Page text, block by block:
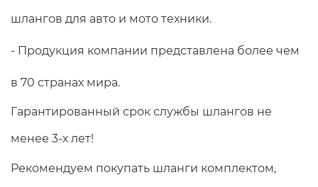
шлангов для авто и мото техники.
- Продукция компании представлена более чем
в 70 странах мира.
Гарантированный срок службы шлангов не
менее 3-х лет!
Рекомендуем покупать шланги комплектом,